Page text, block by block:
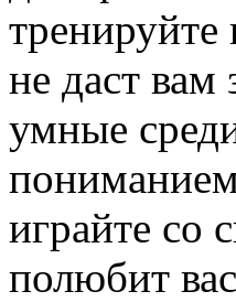
тренируйте
не даст
умные
пониманием
играйте со
полюбит